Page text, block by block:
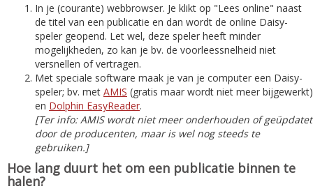
In je (courante) webbrowser. Je klikt op "Lees online" naast
de titel van een publicatie en dan wordt de online Daisy-
speler geopend. Let wel, deze speler heeft minder
mogelijkheden, zo kan je bv. de voorleessnelheid niet
versnellen of vertragen.
Met speciale software maak je van je computer een Daisy-
speler; bv. met AMIS (gratis maar wordt niet meer bijgewerkt)
en Dolphin EasyReader.
[Ter info: AMIS wordt niet meer onderhouden of geüpdatet
door de producenten, maar is wel nog steeds te
gebruiken.]
Hoe lang duurt het om een publicatie binnen te
halen?